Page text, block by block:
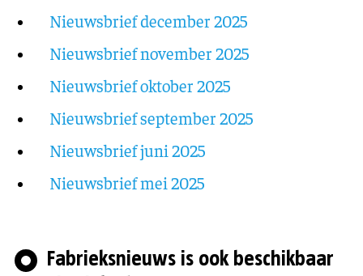
Nieuwsbrief december 2025
Nieuwsbrief november 2025
Nieuwsbrief oktober 2025
Nieuwsbrief september 2025
Nieuwsbrief juni 2025
Nieuwsbrief mei 2025
Fabrieksnieuws is ook beschikbaar